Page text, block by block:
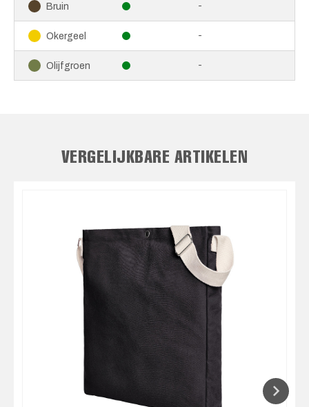
Bruin -
Okergeel -
Olijfgroen -
VERGELIJKBARE ARTIKELEN